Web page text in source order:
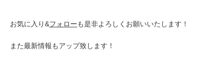
お気に入り&フォローも是非よろしくお願いいたします！
また最新情報もアップ致します！